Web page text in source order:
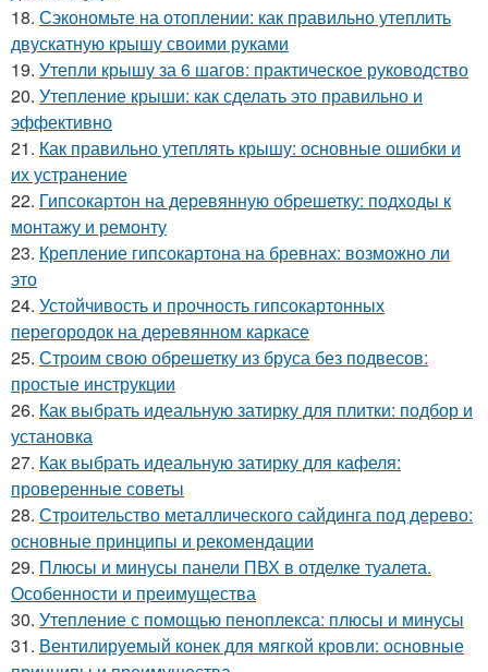
18. Сэкономьте на отоплении: как правильно утеплить
двускатную крышу своими руками
19. Утепли крышу за 6 шагов: практическое руководство
20. Утепление крыши: как сделать это правильно и
эффективно
21. Как правильно утеплять крышу: основные ошибки и
их устранение
22. Гипсокартон на деревянную обрешетку: подходы к
монтажу и ремонту
23. Крепление гипсокартона на бревнах: возможно ли
это
24. Устойчивость и прочность гипсокартонных
перегородок на деревянном каркасе
25. Строим свою обрешетку из бруса без подвесов:
простые инструкции
26. Как выбрать идеальную затирку для плитки: подбор и
установка
27. Как выбрать идеальную затирку для кафеля:
проверенные советы
28. Строительство металлического сайдинга под дерево:
основные принципы и рекомендации
29. Плюсы и минусы панели ПВХ в отделке туалета.
Особенности и преимущества
30. Утепление с помощью пеноплекса: плюсы и минусы
31. Вентилируемый конек для мягкой кровли: основные